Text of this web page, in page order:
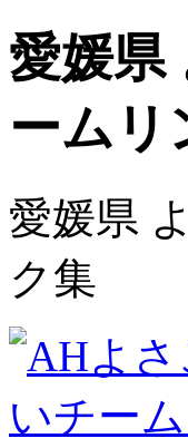
愛媛県
ームリ
愛媛県
ク集